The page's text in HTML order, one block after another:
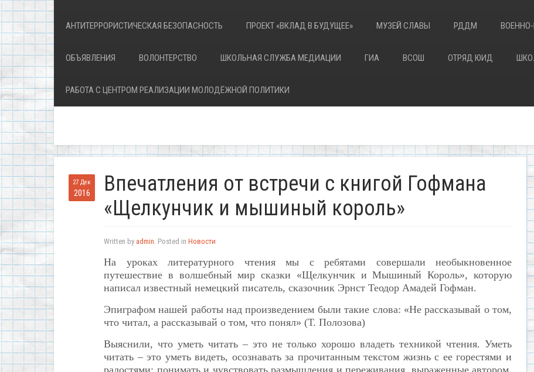
АНТИТЕРРОРИСТИЧЕСКАЯ БЕЗОПАСНОСТЬ ПРОЕКТ «ВКЛАД В БУДУЩЕЕ» МУЗЕЙ СЛАВЫ РДДМ
ОБЪЯВЛЕНИЯ ВОЛОНТЕРСТВО ШКОЛЬНАЯ СЛУЖБА МЕДИАЦИИ ГИА ВСОШ ОТРЯД ЮИД
РАБОТА С ЦЕНТРОМ РЕАЛИЗАЦИИ МОЛОДЁЖНОЙ ПОЛИТИКИ
27 Дек
2016
Впечатления от встречи с книгой Гофмана
«Щелкунчик и мышиный король»
Written by admin. Posted in Новости
На уроках литературного чтения мы с ребятами совершали необыкновенное
путешествие в волшебный мир сказки «Щелкунчик и Мышиный Король», которую
написал известный немецкий писатель, сказочник Эрнст Теодор Амадей Гофман.
Эпиграфом нашей работы над произведением были такие слова: «Не рассказывай о том,
что читал, а рассказывай о том, что понял» (Т. Полозова)
Выяснили, что уметь читать – это не только хорошо владеть техникой чтения. Уметь
читать – это уметь видеть, осознавать за прочитанным текстом жизнь с ее горестями и